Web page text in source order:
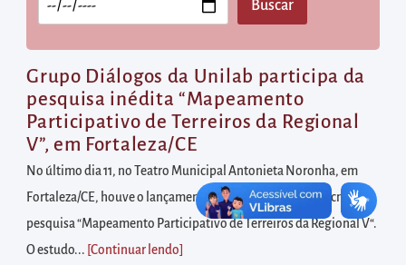
internas
diretamente
as
informações
postas
no
rodapé
Grupo Diálogos da Unilab participa da
pesquisa inédita “Mapeamento
Participativo de Terreiros da Regional
V”, em Fortaleza/CE
No último dia 11, no Teatro Municipal Antonieta Noronha, em
Fortaleza/CE, houve o lançamento oficial do Relatorio Técnico da
pesquisa “Mapeamento Participativo de Terreiros da Regional V“.
O estudo... [Continuar lendo